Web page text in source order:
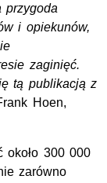
przygoda
i opiekunów,
zaginięć.
tą publikacją z
Hoen,
około 300 000
zarówno